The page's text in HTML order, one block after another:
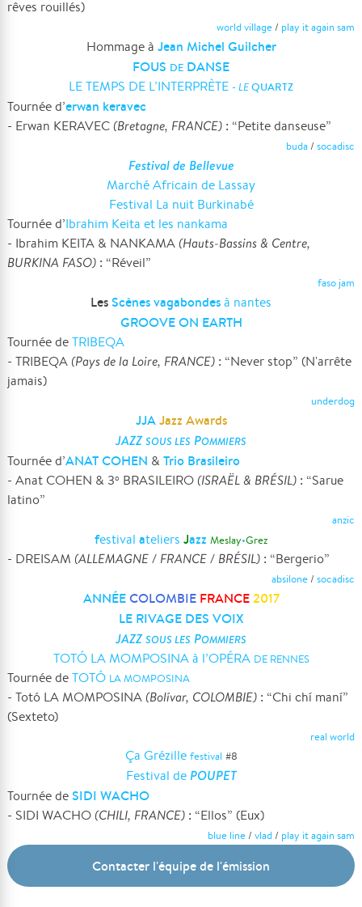
rêves rouillés)
world village/ play it again sam
Hommage à Jean Michel Guilcher
FOUS DE DANSE
LE TEMPS DE L’INTERPRÈTE - LEQUARTZ
Tournée d’erwan keravec
- Erwan KERAVEC (Bretagne, FRANCE) : “Petite danseuse”
buda/ socadisc
Festival de Bellevue
Marché Africain de Lassay
Festival La nuit Burkinabé
Tournée d’Ibrahim Keita et les nankama
- Ibrahim KEITA & NANKAMA (Hauts-Bassins & Centre,
BURKINA FASO) : “Réveil”
faso jam
LesScènes vagabondesà nantes
GROOVE ON EARTH
Tournée deTRIBEQA
- TRIBEQA (Pays de la Loire, FRANCE) : “Never stop” (N'arrête
jamais)
underdog
JJAJazz Awards
JAZZSOUS LES POMMIERS
Tournée d’ANAT COHEN &Trio Brasileiro
- Anat COHEN & 3o BRASILEIRO (ISRAËL & BRÉSIL) : “Sarue
latino”
anzic
festival ateliers Jazz Meslay•Grez
- DREISAM (ALLEMAGNE / FRANCE / BRÉSIL) : “Bergerio”
absilone/ socadisc
ANNÉECOLOMBIE FRANCE 2017
LE RIVAGE DES VOIX
JAZZSOUS LES POMMIERS
TOTÓ LA MOMPOSINA à l’OPÉRA DE RENNES
Tournée deTOTÓ LA MOMPOSINA
- Totó LA MOMPOSINA (Bolívar, COLOMBIE) : “Chi chí maní”
(Sexteto)
real world
Ça Grézille festival #8
Festival de POUPET
Tournée deSIDI WACHO
- SIDI WACHO (CHILI, FRANCE) : “Ellos” (Eux)
blue line/ vlad / play it again sam
Contacter l'équipe de l'émission